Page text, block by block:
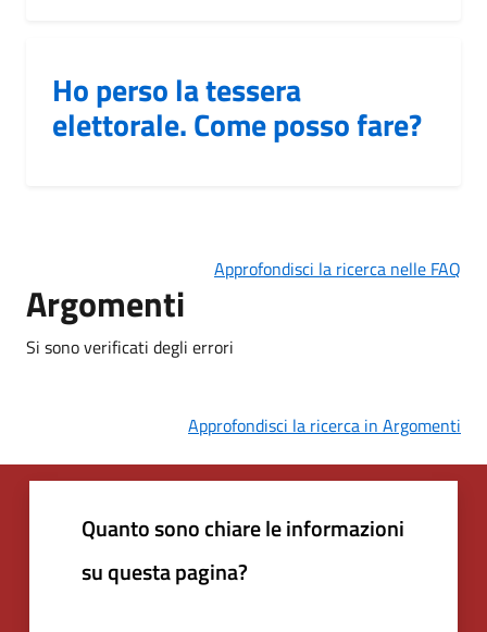
Ho perso la tessera
elettorale. Come posso fare?
Approfondisci la ricerca nelle FAQ
Argomenti
Si sono verificati degli errori
Approfondisci la ricerca in Argomenti
Quanto sono chiare le informazioni
su questa pagina?